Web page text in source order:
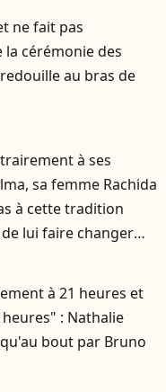
ne fait pas
cérémonie des
au bras de
à ses
sa femme Rachida
à cette tradition
lui faire changer
à 21 heures et
: Nathalie
bout par Bruno